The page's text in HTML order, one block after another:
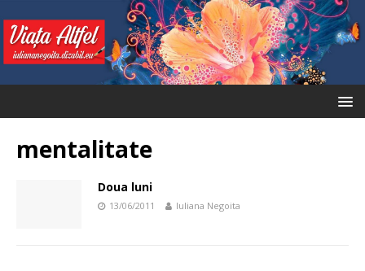
mentalitate
Doua luni
13/06/2011 Iuliana Negoita